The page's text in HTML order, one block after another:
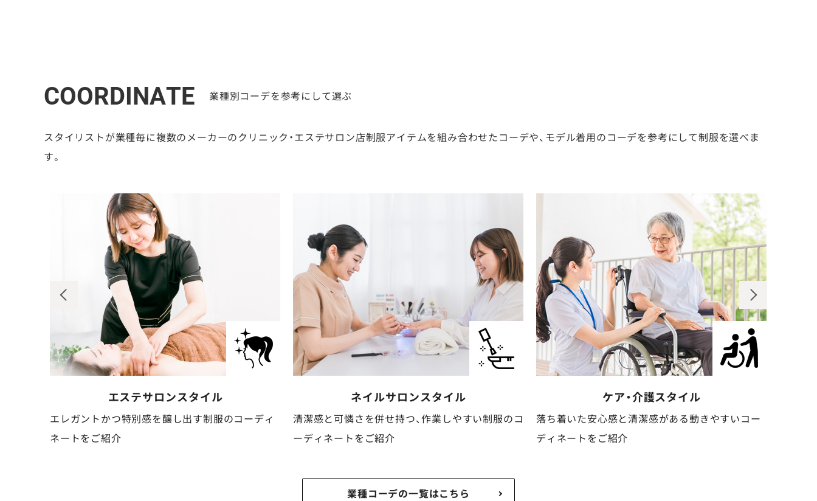
COORDINATE 業種別コーデを参考にして選ぶ
スタイリストが業種毎に複数のメーカーのクリニック・エステサロン店制服アイテムを組み合わせたコーデや、モデル着用のコーデを参考にして制服を選べま
す。
ネイルサロンスタイル
清潔感と可憐さを併せ持つ、作業しやすい制服のコ
ーディネートをご紹介
ケア・介護スタイル
落ち着いた安心感と清潔感がある動きやすいコー
ディネートをご紹介
歯科クリニックスタイル
清潔感と信頼感のある、安心感を与えるコーディネ
ートをご紹介
業種コーデの一覧はこちら